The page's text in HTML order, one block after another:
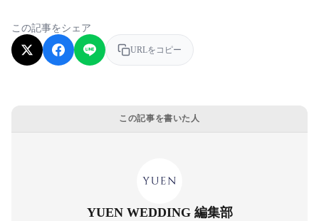
この記事をシェア
URLをコピー
この記事を書いた人
YUEN WEDDING 編集部